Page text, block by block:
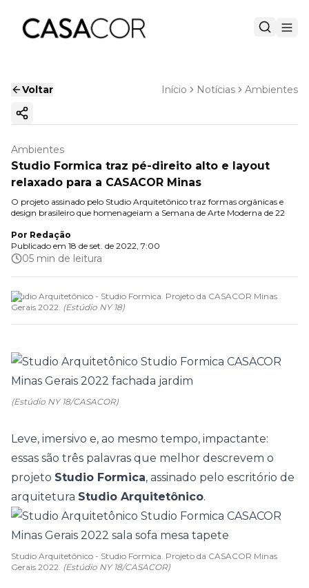
Voltar Início Notícias Ambientes
Copiar link
Ambientes
Studio Formica traz pé-direito alto e layout
relaxado para a CASACOR Minas
O projeto assinado pelo Studio Arquitetônico traz formas orgânicas e
design brasileiro que homenageiam a Semana de Arte Moderna de 22
Por Redação
Publicado em 18 de set. de 2022, 7:00
05 min de leitura
Studio Arquitetônico - Studio Formica. Projeto da CASACOR Minas
Gerais 2022. (Estúdio NY 18)
(Estúdio NY 18/CASACOR)
Leve, imersivo e, ao mesmo tempo, impactante:
essas são três palavras que melhor descrevem o
projeto Studio Formica, assinado pelo escritório de
arquitetura Studio Arquitetônico.
Studio Arquitetônico - Studio Formica. Projeto da CASACOR Minas
Gerais 2022. (Estúdio NY 18/CASACOR)